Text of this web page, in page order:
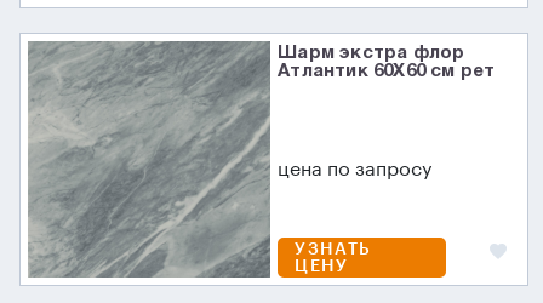
Шарм экстра флор
Атлантик 60X60 см рет
цена по запросу
УЗНАТЬ
ЦЕНУ